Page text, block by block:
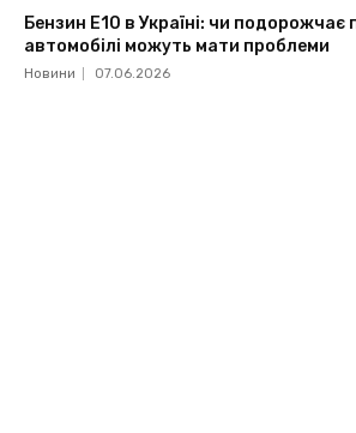
Бензин Е10 в Україні: чи подорожчає
автомобілі можуть мати проблеми
Новини 07.06.2026